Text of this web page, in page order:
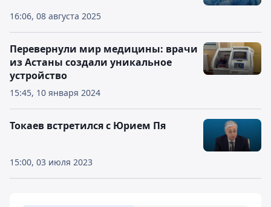
16:06, 08 августа 2025
15:45, 10 января 2024
Перевернули мир медицины: врачи
из Астаны создали уникальное
устройство
15:00, 03 июля 2023
Токаев встретился с Юрием Пя